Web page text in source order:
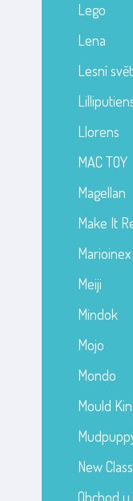
Lego
Lena
Lesní svět
Llorens
MAC TOY
Magellan
Make It
Marioinex
Meiji
Mindok
Mojo
Mondo
Mould
New
Obchod